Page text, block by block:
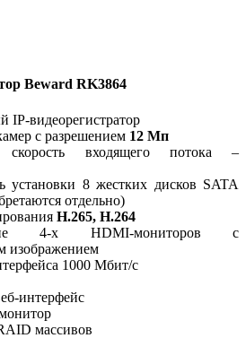
Beward RK3864
IP-видеорегистратор
с разрешением 12 Мп
скорость входящего потока –
установки 8 жестких дисков SATA
отдельно)
H.265, H.264
4-х HDMI-мониторов с
изображением
1000 Мбит/c
интерфейс
массивов